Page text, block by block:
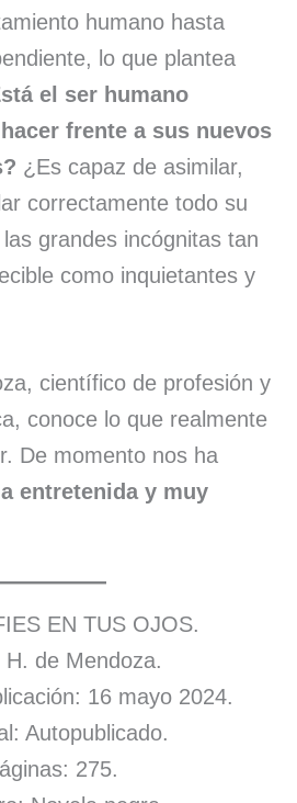
humano hasta
lo que plantea
el ser humano
frente a sus nuevos
¿Es capaz de asimilar,
correctamente todo su
grandes incógnitas tan
como inquietantes y
científico de profesión y
conoce lo que realmente
De momento nos ha
entretenida y muy
EN TUS OJOS.
H. de Mendoza.
16 mayo 2024.
Autopublicado.
275.